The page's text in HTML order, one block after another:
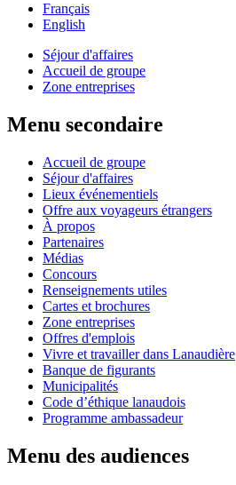
Français
English
Séjour d'affaires
Accueil de groupe
Zone entreprises
Menu secondaire
Accueil de groupe
Séjour d'affaires
Lieux événementiels
Offre aux voyageurs étrangers
À propos
Partenaires
Médias
Concours
Renseignements utiles
Cartes et brochures
Zone entreprises
Offres d'emplois
Vivre et travailler dans Lanaudière
Banque de figurants
Municipalités
Code d’éthique lanaudois
Programme ambassadeur
Menu des audiences